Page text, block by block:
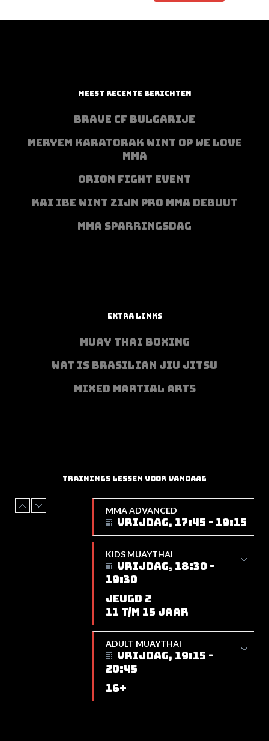
MEEST RECENTE BERICHTEN
BRAVE CF BULGARIJE
MERYEM KARATORAK WINT OP WE LOVE
MMA
ORION FIGHT EVENT
KAI IBE WINT ZIJN PRO MMA DEBUUT
MMA SPARRINGSDAG
EXTRA LINKS
MUAY THAI BOXING
WAT IS BRASILIAN JIU JITSU
MIXED MARTIAL ARTS
TRAININGS LESSEN VOOR VANDAAG
MMA ADVANCED
VRIJDAG, 17:45 - 19:15
KIDS MUAYTHAI
VRIJDAG, 18:30 -
19:30
JEUGD 2
11 T/M 15 JAAR
ADULT MUAYTHAI
VRIJDAG, 19:15 -
20:45
16+